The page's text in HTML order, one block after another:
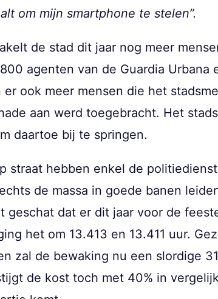
om mijn smartphone te stelen”.
de stad dit jaar nog meer
agenten van de Guardia Urbana
er ook meer mensen die het
aan werd toegebracht. Het
daartoe bij te springen.
straat hebben enkel de
de massa in goede banen
geschat dat er dit jaar voor de
het om 13.413 en 13.411 uur.
zal de bewaking nu een slordige
de kost toch met 40% in